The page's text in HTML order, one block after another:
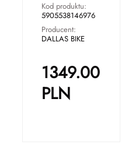
Kod produktu:
5905538146976
Producent:
DALLAS BIKE
1349.00
PLN